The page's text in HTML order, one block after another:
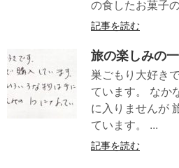
の食したお菓子
記事を読む
旅の楽しみの
巣ごもり大好き
ています。 なか
に入りませんが
ています。 ...
記事を読む